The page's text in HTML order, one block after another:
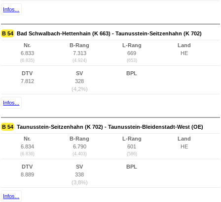
Infos...
B 54 Bad Schwalbach-Hettenhain (K 663) - Taunusstein-Seitzenhahn (K 702)
Nr.
6.833
(6.835)
B-Rang
7.313
(4.924)
L-Rang
669
(653)
Land
HE
DTV
7.812
SV
328
(4,2%)
BPL
Infos...
B 54 Taunusstein-Seitzenhahn (K 702) - Taunusstein-Bleidenstadt-West (OE)
Nr.
6.834
(6.836)
B-Rang
6.790
(4.403)
L-Rang
601
(586)
Land
HE
DTV
8.889
SV
338
(3,8%)
BPL
Infos...